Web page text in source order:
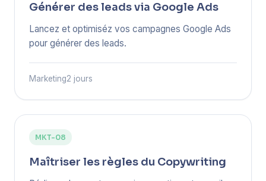
Générer des leads via Google Ads
Lancez et optimiséz vos campagnes Google Ads
pour générer des leads.
Marketing2 jours
MKT-08
Maîtriser les règles du Copywriting